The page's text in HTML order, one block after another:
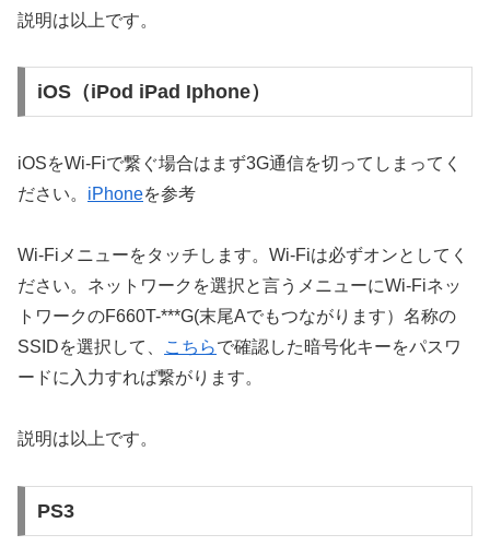
説明は以上です。
iOS（iPod iPad Iphone）
iOSをWi-Fiで繋ぐ場合はまず3G通信を切ってしまってく
ださい。 iPhoneを参考
Wi-Fiメニューをタッチします。Wi-Fiは必ずオンとしてく
ださい。ネットワークを選択と言うメニューにWi-Fiネッ
トワークのF660T-***G(末尾Aでもつながります）名称の
SSIDを選択して、
こちらで確認した暗号化キーをパスワ
ードに入力すれば繋がります。
説明は以上です。
PS3